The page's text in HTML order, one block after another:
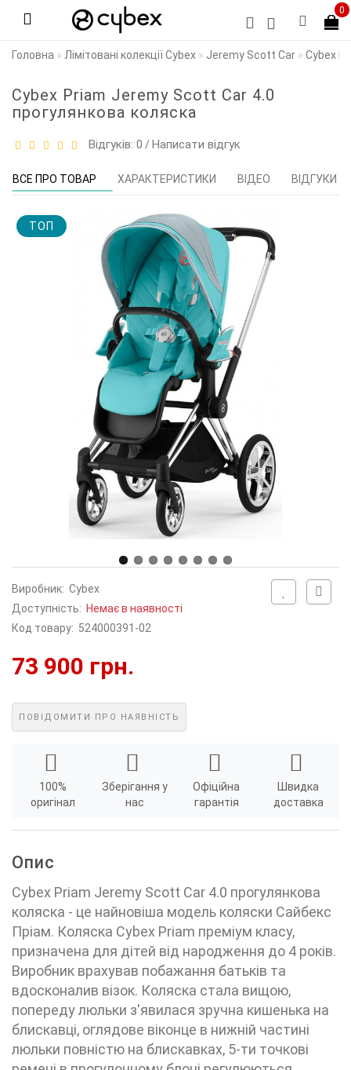
0
Головна Лімітовані колекції Cybex Jeremy Scott Car Cybex
Cybex Priam Jeremy Scott Car 4.0
прогулянкова коляска
Відгуків: 0 /Написати відгук
ВСЕ ПРО ТОВАР ХАРАКТЕРИСТИКИ ВІДЕО ВІДГУКИ
TOП
Виробник: Cybex
Доступність: Немає в наявності
Код товару: 524000391-02
73 900 грн.
ПОВІДОМИТИ ПРО НАЯВНІСТЬ
100%
оригінал
Зберігання у
нас
Офіційна
гарантія
Швидка
доставка
Опис
Cybex Priam Jeremy Scott Car 4.0 прогулянкова
коляска - це найновіша модель коляски Сайбекс
Пріам. Коляска Cybex Priam преміум класу,
призначена для дітей від народження до 4 років.
Виробник врахував побажання батьків та
вдосконалив візок. Коляска стала вищою,
попереду люльки з'явилася зручна кишенька на
блискавці, оглядове віконце в нижній частині
люльки повністю на блискавках, 5-ти точкові